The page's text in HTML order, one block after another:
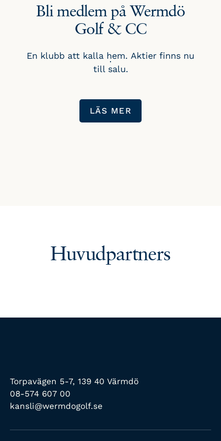
Bli medlem på Wermdö
Golf & CC
En klubb att kalla hem. Aktier finns nu
till salu.
LÄS MER
Huvudpartners
Torpavägen 5-7, 139 40 Värmdö
08-574 607 00
kansli@wermdogolf.se